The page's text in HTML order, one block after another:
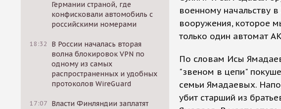
Германии страной, где
конфисковали автомобиль с
российскими номерами
18:32
В России началась вторая
волна блокировок VPN по
одному из самых
распространенных и удобных
протоколов WireGuard
17:07 Власти Финляндии заплатят
военному начальству
вооружения, которое
только один автомат
По словам Исы
"звеном в цепи"
семьи Ямадаевых.
убит старший из